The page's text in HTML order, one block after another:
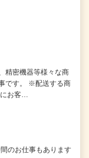
精密機器等様々な商
です。 ※配送する商
お客…
のお仕事もあります